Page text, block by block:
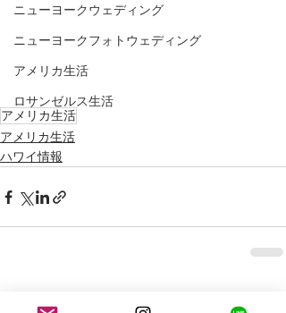
ニューヨークウェディング
ニューヨークフォトウェディング
アメリカ生活
ロサンゼルス生活
アメリカ生活
アメリカ生活
ハワイ情報
最新記事